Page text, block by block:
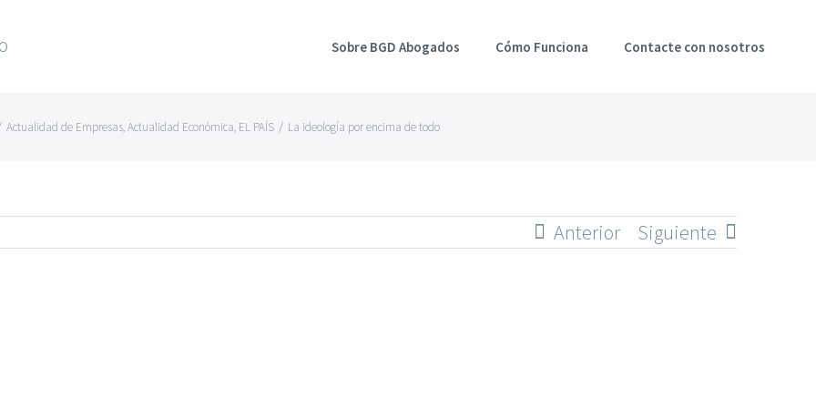
Sobre BGD Abogados Cómo Funciona Contacte con nosotros
Actualidad de Empresas,Actualidad Económica, EL PAÍS / La ideología por encima de todo
Anterior Siguiente